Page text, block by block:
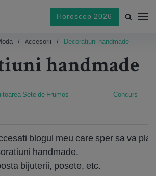
Horoscop 2026
Accesorii Decoratiuni handmade
handmade
Sete de Frumos Concurs
blogul meu care sper sa va
handmade.
bijuterii, posete, etc.